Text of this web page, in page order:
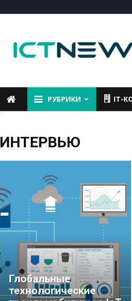
РУБРИКИ IT-
ИНТЕРВЬЮ
Глобальные
технологические